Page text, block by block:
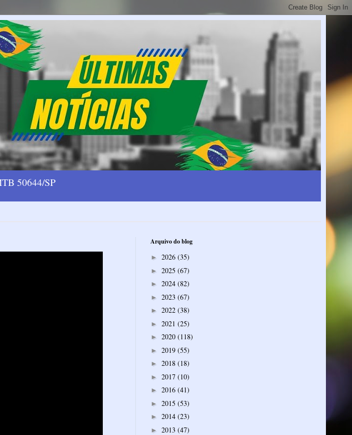
50644/SP
Arquivo do blog
► 2026 (35)
► 2025 (67)
► 2024 (82)
► 2023 (67)
► 2022 (38)
► 2021 (25)
► 2020 (118)
► 2019 (55)
► 2018 (18)
► 2017 (10)
► 2016 (41)
► 2015 (53)
► 2014 (23)
► 2013 (47)